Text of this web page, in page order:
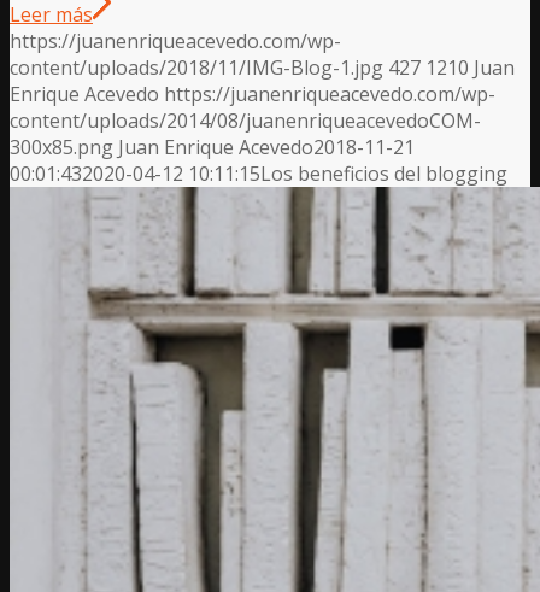
Leer más
https://juanenriqueacevedo.com/wp-
content/uploads/2018/11/IMG-Blog-1.jpg 427 1210 Juan
Enrique Acevedo https://juanenriqueacevedo.com/wp-
content/uploads/2014/08/juanenriqueacevedoCOM-
300x85.png Juan Enrique Acevedo2018-11-21
00:01:432020-04-12 10:11:15Los beneficios del blogging